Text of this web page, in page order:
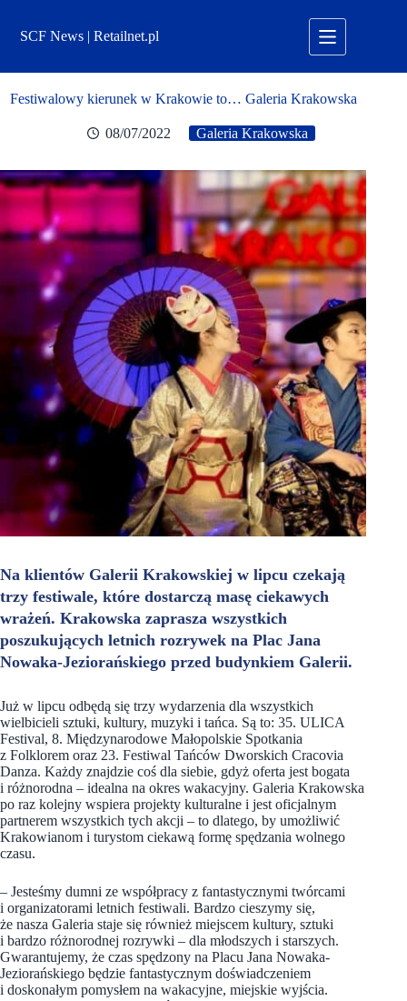
treściSCF News | Retailnet.pl
Festiwalowy kierunek w Krakowie to… Galeria Krakowska
08/07/2022 Galeria Krakowska
Na klientów Galerii Krakowskiej w lipcu czekają
trzy festiwale, które dostarczą masę ciekawych
wrażeń. Krakowska zaprasza wszystkich
poszukujących letnich rozrywek na Plac Jana
Nowaka-Jeziorańskiego przed budynkiem Galerii.
Już w lipcu odbędą się trzy wydarzenia dla wszystkich
wielbicieli sztuki, kultury, muzyki i tańca. Są to: 35. ULICA
Festival, 8. Międzynarodowe Małopolskie Spotkania
z Folklorem oraz 23. Festiwal Tańców Dworskich Cracovia
Danza. Każdy znajdzie coś dla siebie, gdyż oferta jest bogata
i różnorodna – idealna na okres wakacyjny. Galeria Krakowska
po raz kolejny wspiera projekty kulturalne i jest oficjalnym
partnerem wszystkich tych akcji – to dlatego, by umożliwić
Krakowianom i turystom ciekawą formę spędzania wolnego
czasu.
– Jesteśmy dumni ze współpracy z fantastycznymi twórcami
i organizatorami letnich festiwali. Bardzo cieszymy się,
że nasza Galeria staje się również miejscem kultury, sztuki
i bardzo różnorodnej rozrywki – dla młodszych i starszych.
Gwarantujemy, że czas spędzony na Placu Jana Nowaka-
Jeziorańskiego będzie fantastycznym doświadczeniem
i doskonałym pomysłem na wakacyjne, miejskie wyjścia.